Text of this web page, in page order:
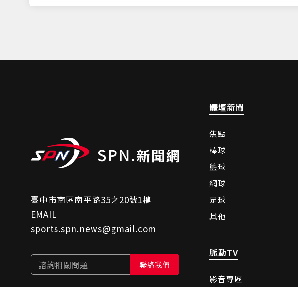
臺中市南區南平路35之20號1樓
EMAIL
sports.spn.news@gmail.com
諮詢相關問題 聯絡我們
體壇新聞
焦點
棒球
籃球
網球
足球
其他
脈動TV
影音專區